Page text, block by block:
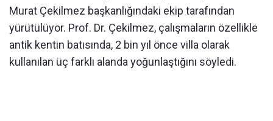
Murat Çekilmez başkanlığındaki ekip tarafından
yürütülüyor. Prof. Dr. Çekilmez, çalışmaların özellikle
antik kentin batısında, 2 bin yıl önce villa olarak
kullanılan üç farklı alanda yoğunlaştığını söyledi.